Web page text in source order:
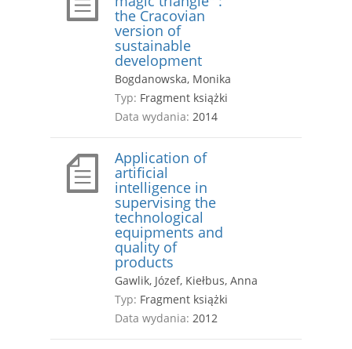
the Cracovian
version of
sustainable
development
Bogdanowska, Monika
Typ: Fragment książki
Data wydania: 2014
Application of
artificial
intelligence in
supervising the
technological
equipments and
quality of
products
Gawlik, Józef, Kiełbus, Anna
Typ: Fragment książki
Data wydania: 2012